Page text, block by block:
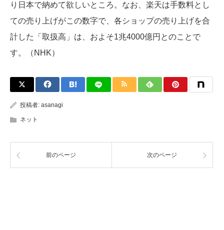
り日本で納めて欲しいところ。なお、楽天は手数料とし
ての売り上げがこの数字で、各ショップの売り上げを合
計した「取扱高」は、およそ1兆4000億円とのことで
す。（NHK）
投稿者: asanagi
ネット
前のページ 次のページ